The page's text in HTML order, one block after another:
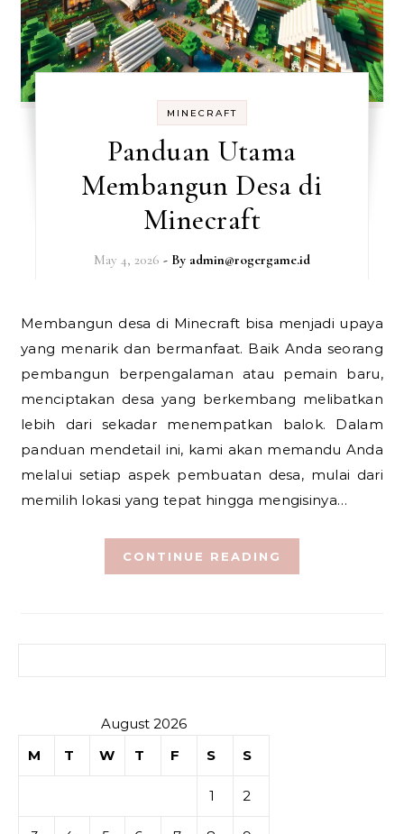
MINECRAFT
Panduan Utama
Membangun Desa di
Minecraft
May 4, 2026 - By admin@rogergame.id
Membangun desa di Minecraft bisa menjadi upaya
yang menarik dan bermanfaat. Baik Anda seorang
pembangun berpengalaman atau pemain baru,
menciptakan desa yang berkembang melibatkan
lebih dari sekadar menempatkan balok. Dalam
panduan mendetail ini, kami akan memandu Anda
melalui setiap aspek pembuatan desa, mulai dari
memilih lokasi yang tepat hingga mengisinya…
CONTINUE READING
August 2026
M
T W T F S S
1 2